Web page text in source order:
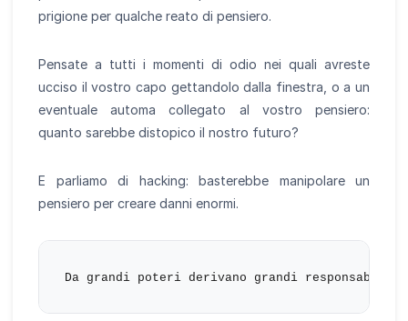
prigione per qualche reato di pensiero.
Pensate a tutti i momenti di odio nei quali avreste
ucciso il vostro capo gettandolo dalla finestra, o a un
eventuale automa collegato al vostro pensiero:
quanto sarebbe distopico il nostro futuro?
E parliamo di hacking: basterebbe manipolare un
pensiero per creare danni enormi.